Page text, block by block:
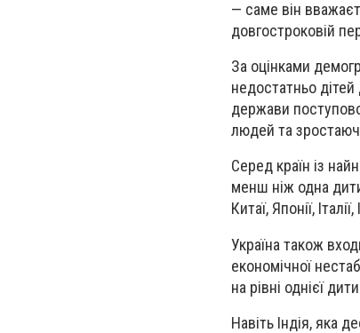
— саме він
довгостроковій
За оцінками
недостатньо дітей
держави
людей та
Серед країн із
менш ніж одна
Китаї, Японії,
Україна також
економічної
на рівні однієї
Навіть Індія, яка